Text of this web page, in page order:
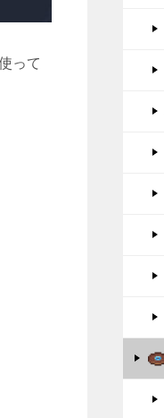
って